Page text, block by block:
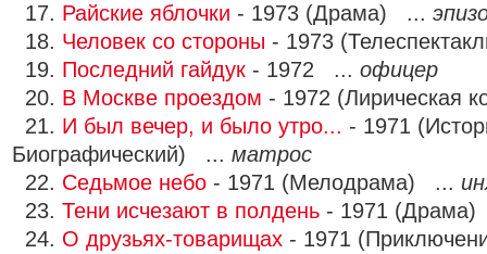
17. Райские яблочки - 1973 (Драма) ...
18. Человек со стороны - 1973
19. Последний гайдук - 1972 ... офицер
20. В Москве проездом - 1972 (Лирическая
21. И был вечер, и было утро... - 1971
Биографический) ... матрос
22. Седьмое небо - 1971 (Мелодрама) ...
23. Тени исчезают в полдень - 1971
24. О друзьях-товарищах - 1971